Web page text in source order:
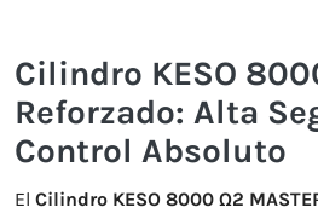
Cilindro KESO
Reforzado: Alta
Control Absoluto
El Cilindro KESO 8000 Ω2